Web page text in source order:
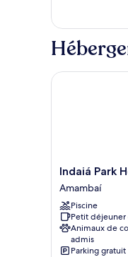
Indaiá
Park
Hotel
Amambaí
Indaiá Park
Amambaí
Piscine
Petit
Animaux de
admis
Parking gratuit
Indaiá Park